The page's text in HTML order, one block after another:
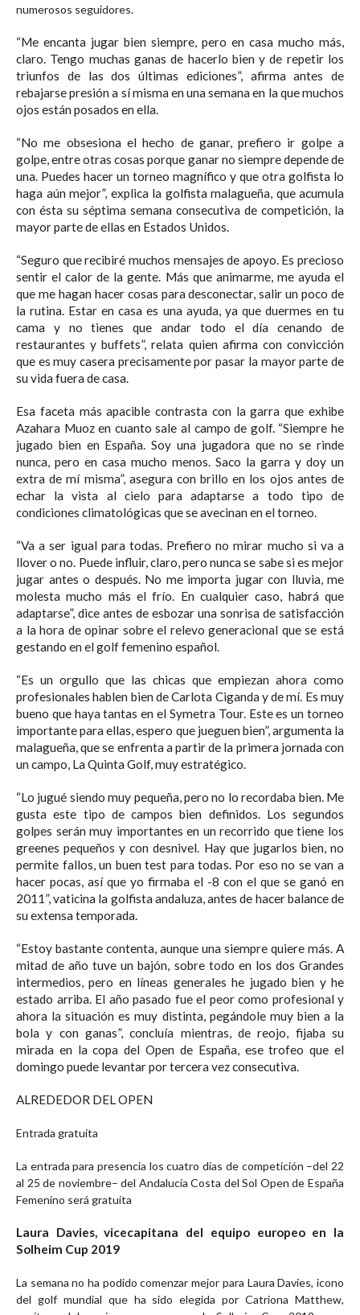
numerosos seguidores.
“Me encanta jugar bien siempre, pero en casa mucho más,
claro. Tengo muchas ganas de hacerlo bien y de repetir los
triunfos de las dos últimas ediciones”, afirma antes de
rebajarse presión a sí misma en una semana en la que muchos
ojos están posados en ella.
“No me obsesiona el hecho de ganar, prefiero ir golpe a
golpe, entre otras cosas porque ganar no siempre depende de
una. Puedes hacer un torneo magnífico y que otra golfista lo
haga aún mejor”, explica la golfista malagueña, que acumula
con ésta su séptima semana consecutiva de competición, la
mayor parte de ellas en Estados Unidos.
“Seguro que recibiré muchos mensajes de apoyo. Es precioso
sentir el calor de la gente. Más que animarme, me ayuda el
que me hagan hacer cosas para desconectar, salir un poco de
la rutina. Estar en casa es una ayuda, ya que duermes en tu
cama y no tienes que andar todo el día cenando de
restaurantes y buffets”, relata quien afirma con convicción
que es muy casera precisamente por pasar la mayor parte de
su vida fuera de casa.
Esa faceta más apacible contrasta con la garra que exhibe
Azahara Muoz en cuanto sale al campo de golf. “Siempre he
jugado bien en España. Soy una jugadora que no se rinde
nunca, pero en casa mucho menos. Saco la garra y doy un
extra de mí misma”, asegura con brillo en los ojos antes de
echar la vista al cielo para adaptarse a todo tipo de
condiciones climatológicas que se avecinan en el torneo.
“Va a ser igual para todas. Prefiero no mirar mucho si va a
llover o no. Puede influir, claro, pero nunca se sabe si es mejor
jugar antes o después. No me importa jugar con lluvia, me
molesta mucho más el frío. En cualquier caso, habrá que
adaptarse”, dice antes de esbozar una sonrisa de satisfacción
a la hora de opinar sobre el relevo generacional que se está
gestando en el golf femenino español.
“Es un orgullo que las chicas que empiezan ahora como
profesionales hablen bien de Carlota Ciganda y de mí. Es muy
bueno que haya tantas en el Symetra Tour. Este es un torneo
importante para ellas, espero que jueguen bien”, argumenta la
malagueña, que se enfrenta a partir de la primera jornada con
un campo, La Quinta Golf, muy estratégico.
“Lo jugué siendo muy pequeña, pero no lo recordaba bien. Me
gusta este tipo de campos bien definidos. Los segundos
golpes serán muy importantes en un recorrido que tiene los
greenes pequeños y con desnivel. Hay que jugarlos bien, no
permite fallos, un buen test para todas. Por eso no se van a
hacer pocas, así que yo firmaba el -8 con el que se ganó en
2011”, vaticina la golfista andaluza, antes de hacer balance de
su extensa temporada.
“Estoy bastante contenta, aunque una siempre quiere más. A
mitad de año tuve un bajón, sobre todo en los dos Grandes
intermedios, pero en líneas generales he jugado bien y he
estado arriba. El año pasado fue el peor como profesional y
ahora la situación es muy distinta, pegándole muy bien a la
bola y con ganas”, concluía mientras, de reojo, fijaba su
mirada en la copa del Open de España, ese trofeo que el
domingo puede levantar por tercera vez consecutiva.
ALREDEDOR DEL OPEN
Entrada gratuita
La entrada para presencia los cuatro días de competición –del 22
al 25 de noviembre– del Andalucía Costa del Sol Open de España
Femenino será gratuita
Laura Davies, vicecapitana del equipo europeo en la
Solheim Cup 2019
La semana no ha podido comenzar mejor para Laura Davies, icono
del golf mundial que ha sido elegida por Catriona Matthew,